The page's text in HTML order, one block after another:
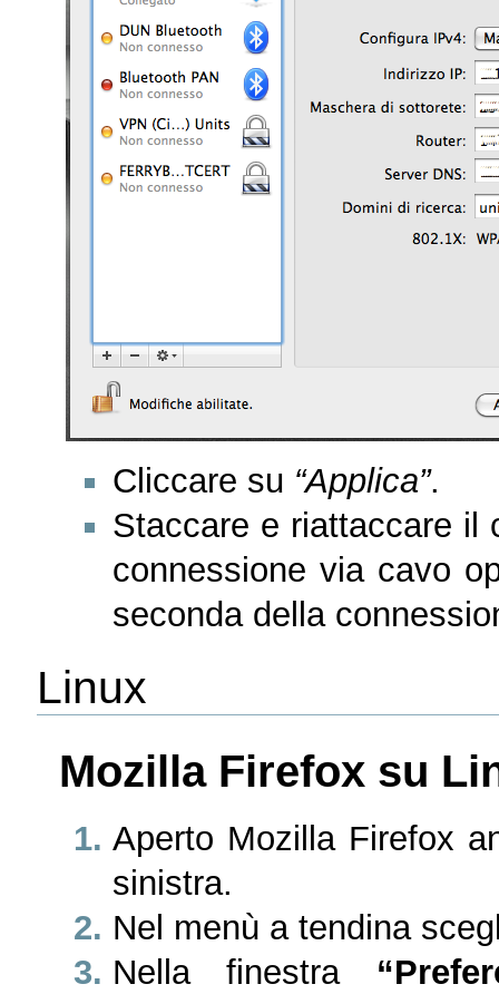
Cliccare su “Applica”.
Staccare e riattaccare il
connessione via cavo
seconda della
Linux
Mozilla Firefox su
Aperto Mozilla Firefox
sinistra.
Nel menù a tendina
Nella finestra